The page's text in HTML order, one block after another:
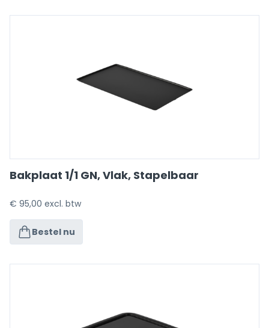
Bakplaat 1/1 GN, Vlak, Stapelbaar
€ 95,00 excl. btw
Bestel nu